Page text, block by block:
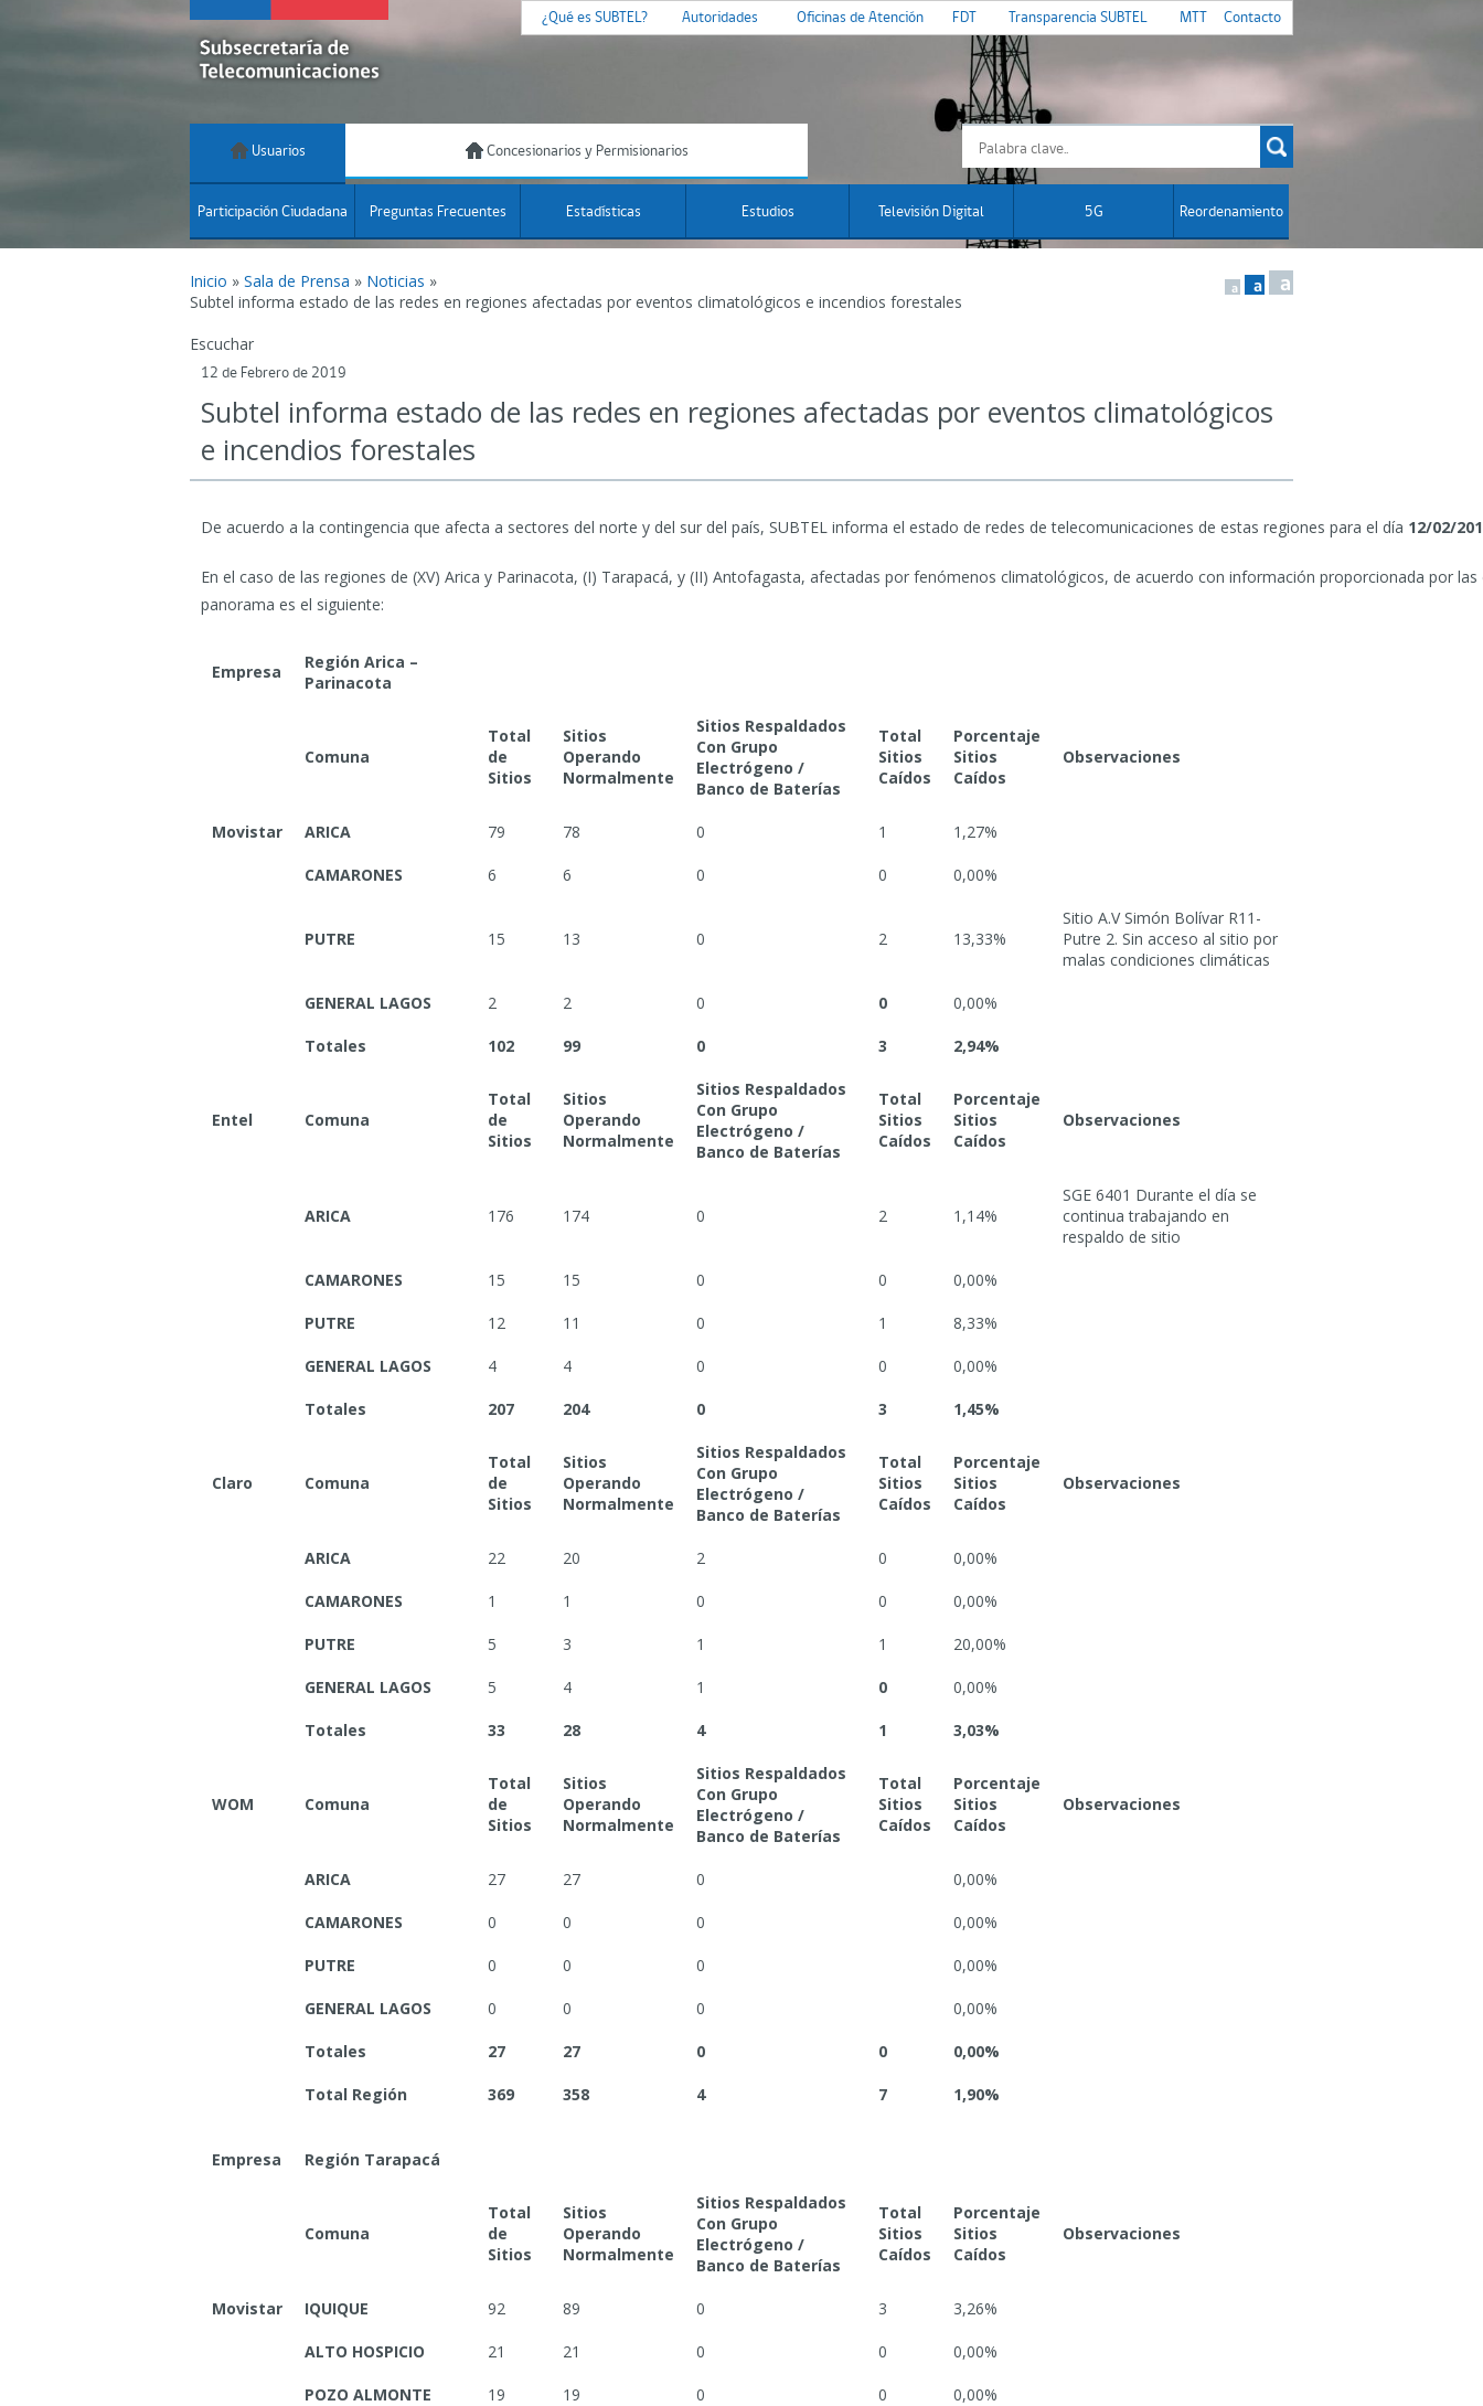
¿Qué es SUBTEL? Autoridades Oficinas de Atención FDT Transparencia SUBTEL MTT Contacto
Usuarios Concesionarios y Permisionarios
Participación Ciudadana Preguntas Frecuentes Estadísticas Estudios Televisión Digital 5G Reordenamiento
Inicio » Sala de Prensa » Noticias »
Subtel informa estado de las redes en regiones afectadas por eventos climatológicos e incendios forestales
a a a
Escuchar
12 de Febrero de 2019
Subtel informa estado de las redes en regiones afectadas por eventos climatológicos
e incendios forestales
De acuerdo a la contingencia que afecta a sectores del norte y del sur del país, SUBTEL informa el estado de redes de telecomunicaciones de estas regiones para el día 12/02/
En el caso de las regiones de (XV) Arica y Parinacota, (I) Tarapacá, y (II) Antofagasta, afectadas por fenómenos climatológicos, de acuerdo con información proporcionada por
panorama es el siguiente:
Empresa
Región Arica –
Parinacota
Comuna
Total
de
Sitios
Sitios
Operando
Normalmente
Sitios Respaldados
Con Grupo
Electrógeno /
Banco de Baterías
Total
Sitios
Caídos
Porcentaje
Sitios
Caídos
Observaciones
Movistar ARICA 79 78 0 1 1,27%
CAMARONES 6 6 0 0 0,00%
PUTRE 15 13 0 2 13,33%
Sitio A.V Simón Bolívar R11-
Putre 2. Sin acceso al sitio por
malas condiciones climáticas
GENERAL LAGOS 2 2 0 0 0,00%
Totales 102 99 0 3 2,94%
Entel Comuna
Total
de
Sitios
Sitios
Operando
Normalmente
Sitios Respaldados
Con Grupo
Electrógeno /
Banco de Baterías
Total
Sitios
Caídos
Porcentaje
Sitios
Caídos
Observaciones
ARICA 176 174 0 2 1,14%
SGE 6401 Durante el día se
continua trabajando en
respaldo de sitio
CAMARONES 15 15 0 0 0,00%
PUTRE 12 11 0 1 8,33%
GENERAL LAGOS 4 4 0 0 0,00%
Totales 207 204 0 3 1,45%
Claro Comuna
Total
de
Sitios
Sitios
Operando
Normalmente
Sitios Respaldados
Con Grupo
Electrógeno /
Banco de Baterías
Total
Sitios
Caídos
Porcentaje
Sitios
Caídos
Observaciones
ARICA 22 20 2 0 0,00%
CAMARONES 1 1 0 0 0,00%
PUTRE 5 3 1 1 20,00%
GENERAL LAGOS 5 4 1 0 0,00%
Totales 33 28 4 1 3,03%
WOM Comuna
Total
de
Sitios
Sitios
Operando
Normalmente
Sitios Respaldados
Con Grupo
Electrógeno /
Banco de Baterías
Total
Sitios
Caídos
Porcentaje
Sitios
Caídos
Observaciones
ARICA 27 27 0 0,00%
CAMARONES 0 0 0 0,00%
PUTRE 0 0 0 0,00%
GENERAL LAGOS 0 0 0 0,00%
Totales 27 27 0 0 0,00%
Total Región 369 358 4 7 1,90%
Empresa Región Tarapacá
Comuna
Total
de
Sitios
Sitios
Operando
Normalmente
Sitios Respaldados
Con Grupo
Electrógeno /
Banco de Baterías
Total
Sitios
Caídos
Porcentaje
Sitios
Caídos
Observaciones
Movistar IQUIQUE 92 89 0 3 3,26%
ALTO HOSPICIO 21 21 0 0 0,00%
POZO ALMONTE 19 19 0 0 0,00%